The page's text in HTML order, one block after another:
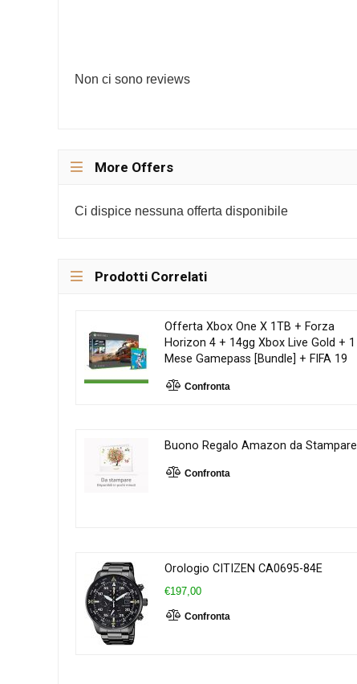
Non ci sono reviews
More Offers
Ci dispice nessuna offerta disponibile
Prodotti Correlati
Offerta Xbox One X 1TB + Forza
Horizon 4 + 14gg Xbox Live Gold + 1
Mese Gamepass [Bundle] + FIFA 19
Confronta
Buono Regalo Amazon da Stampare
Confronta
Orologio CITIZEN CA0695-84E
€197,00
Confronta